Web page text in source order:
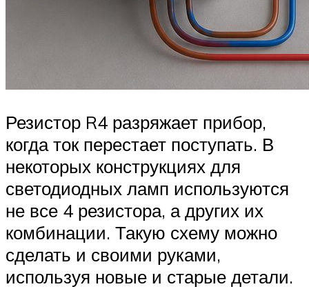
Резистор R4 разряжает прибор,
когда ток перестает поступать. В
некоторых конструкциях для
светодиодных ламп используются
не все 4 резистора, а других их
комбинации. Такую схему можно
сделать и своими руками,
используя новые и старые детали.